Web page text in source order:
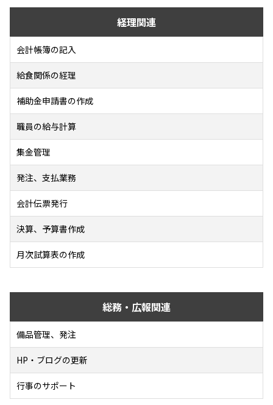
経理関連
会計帳簿の記入
給食関係の経理
補助金申請書の作成
職員の給与計算
集金管理
発注、支払業務
会計伝票発行
決算、予算書作成
月次試算表の作成
総務・広報関連
備品管理、発注
HP・ブログの更新
行事のサポート